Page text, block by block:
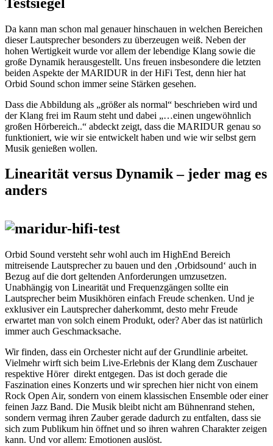
Da kann man schon mal genauer hinschauen in welchen Bereichen
dieser Lautsprecher besonders zu überzeugen weiß. Neben der
hohen Wertigkeit wurde vor allem der lebendige Klang sowie die
große Dynamik herausgestellt. Uns freuen insbesondere die letzten
beiden Aspekte der MARIDUR in der HiFi Test, denn hier hat
Orbid Sound schon immer seine Stärken gesehen.
Dass die Abbildung als „größer als normal“ beschrieben wird und
der Klang frei im Raum steht und dabei „…einen ungewöhnlich
großen Hörbereich..“ abdeckt zeigt, dass die MARIDUR genau so
funktioniert, wie wir sie entwickelt haben und wie wir selbst gern
Musik genießen wollen.
Linearität versus Dynamik – jeder mag es
anders
Orbid Sound versteht sehr wohl auch im HighEnd Bereich
mitreisende Lautsprecher zu bauen und den ‚Orbidsound‘ auch in
Bezug auf die dort geltenden Anforderungen umzusetzen.
Unabhängig von Linearität und Frequenzgängen sollte ein
Lautsprecher beim Musikhören einfach Freude schenken. Und je
exklusiver ein Lautsprecher daherkommt, desto mehr Freude
erwartet man von solch einem Produkt, oder? Aber das ist natürlich
immer auch Geschmacksache.
Wir finden, dass ein Orchester nicht auf der Grundlinie arbeitet.
Vielmehr wirft sich beim Live-Erlebnis der Klang dem Zuschauer
respektive Hörer direkt entgegen. Das ist doch gerade die
Faszination eines Konzerts und wir sprechen hier nicht von einem
Rock Open Air, sondern von einem klassischen Ensemble oder einer
feinen Jazz Band. Die Musik bleibt nicht am Bühnenrand stehen,
sondern vermag ihren Zauber gerade dadurch zu entfalten, dass sie
sich zum Publikum hin öffnet und so ihren wahren Charakter zeigen
kann. Und vor allem: Emotionen auslöst.